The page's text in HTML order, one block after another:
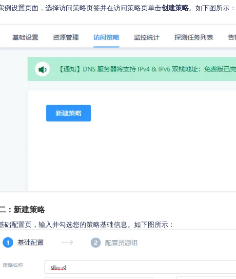
例设置页面，选择访问策略页签并在访问策略页单击创建策略。如下图所示：
：新建策略
础配置页，输入并勾选您的策略基础信息。如下图所示：